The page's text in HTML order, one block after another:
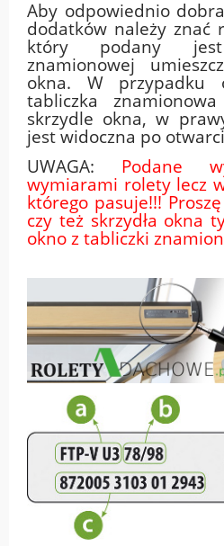
Aby odpowiednio
dodatków należy znać
który podany
znamionowej
okna. W przypadku
tabliczka
skrzydle okna, w
jest widoczna po
UWAGA: Podane
wymiarami rolety lecz
którego pasuje!!!
czy też skrzydła okna
okno z tabliczki